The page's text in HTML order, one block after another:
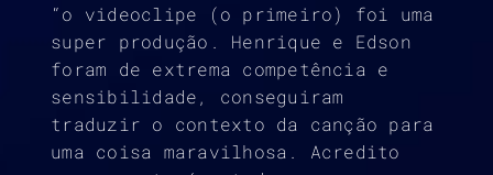
“o videoclipe (o primeiro) foi uma
super produção. Henrique e Edson
foram de extrema competência e
sensibilidade, conseguiram
traduzir o contexto da canção para
uma coisa maravilhosa. Acredito